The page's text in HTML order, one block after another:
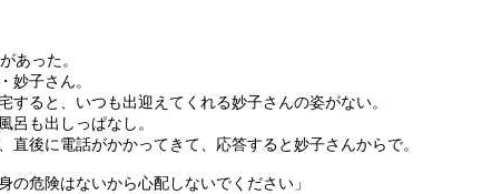
あった。
子さん。
すると、いつも出迎えてくれる妙子さんの姿がない。
呂も出しっぱなし。
直後に電話がかかってきて、応答すると妙子さんからで。
の危険はないから心配しないでください」